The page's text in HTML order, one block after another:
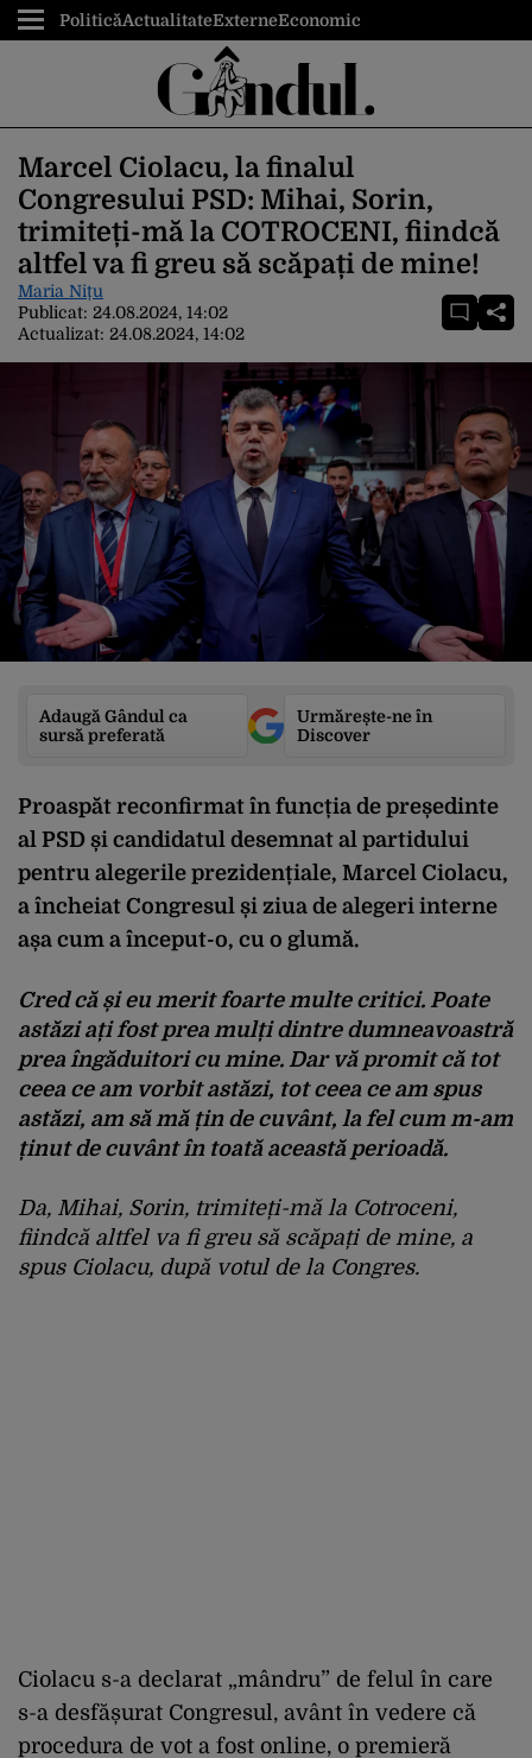
PoliticăActualitateExterneEconomic
Marcel Ciolacu, la finalul
Congresului PSD: Mihai, Sorin,
trimiteți-mă la COTROCENI, fiindcă
altfel va fi greu să scăpați de mine!
Maria Nițu
Publicat: 24.08.2024, 14:02
Actualizat: 24.08.2024, 14:02
Adaugă Gândul ca
sursă preferată
Urmărește-ne în
Discover
Proaspăt reconfirmat în funcția de președinte
al PSD și candidatul desemnat al partidului
pentru alegerile prezidențiale, Marcel Ciolacu,
a încheiat Congresul și ziua de alegeri interne
așa cum a început-o, cu o glumă.
Cred că și eu merit foarte multe critici. Poate
astăzi ați fost prea mulți dintre dumneavoastră
prea îngăduitori cu mine. Dar vă promit că tot
ceea ce am vorbit astăzi, tot ceea ce am spus
astăzi, am să mă țin de cuvânt, la fel cum m-am
ținut de cuvânt în toată această perioadă.
Da, Mihai, Sorin, trimiteți-mă la Cotroceni,
fiindcă altfel va fi greu să scăpați de mine, a
spus Ciolacu, după votul de la Congres.
Ciolacu s-a declarat „mândru” de felul în care
s-a desfășurat Congresul, avânt în vedere că
procedura de vot a fost online, o premieră